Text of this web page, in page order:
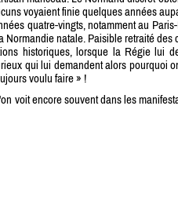
voyaient finie quelques années
quatre-vingts, notamment au
Normandie natale. Paisible retraité des
historiques, lorsque la Régie lui
qui lui demandent alors pourquoi
voulu faire » !
voit encore souvent dans les